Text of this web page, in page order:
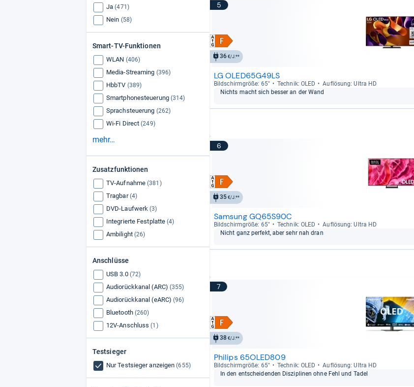
Ja (471)
Nein (58)
Smart-TV-Funktionen
WLAN (406)
Media-Streaming (396)
HbbTV (389)
Smartphonesteuerung (314)
Sprachsteuerung (262)
Wi-Fi Direct (249)
mehr…
Zusatzfunktionen
TV-Aufnahme (381)
Tragbar (4)
DVD-Laufwerk (3)
Integrierte Festplatte (4)
Ambilight (26)
Anschlüsse
USB 3.0 (72)
Audiorückkanal (ARC) (355)
Audiorückkanal (eARC) (96)
Bluetooth (260)
12V-Anschluss (1)
Testsieger
Nur Testsieger anzeigen (655)
5
36€/J.**
LG OLED65G49LS
Bild­schirm­größe: 65" Tech­nik: OLED
Auf­lö­sung: Ultra HD
Nichts macht sich bes­ser an der Wand
6
35€/J.**
Samsung GQ65S90C
Bild­schirm­größe: 65" Tech­nik: OLED
Auf­lö­sung: Ultra HD
Nicht ganz per­fekt, aber sehr nah dran
7
38€/J.**
Philips 65OLED809
Bild­schirm­größe: 65" Tech­nik: OLED
Auf­lö­sung: Ultra HD
In den ent­schei­den­den Dis­zi­pli­nen ohne Fehl und Tadel